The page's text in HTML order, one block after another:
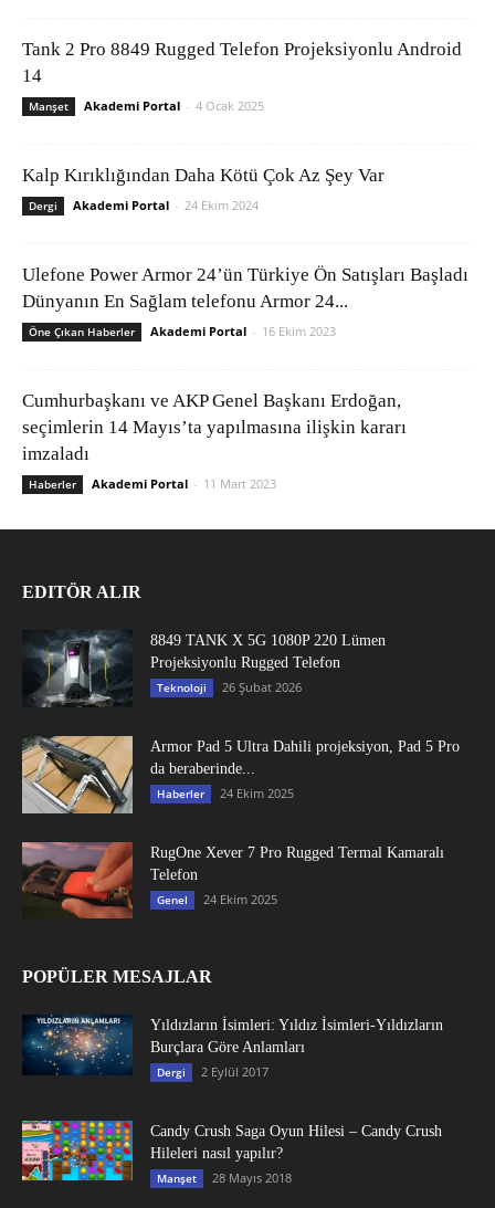
Tank 2 Pro 8849 Rugged Telefon Projeksiyonlu Android
14
Manşet Akademi Portal - 4 Ocak 2025
Kalp Kırıklığından Daha Kötü Çok Az Şey Var
Dergi Akademi Portal - 24 Ekim 2024
Ulefone Power Armor 24’ün Türkiye Ön Satışları Başladı
Dünyanın En Sağlam telefonu Armor 24...
Öne Çıkan Haberler Akademi Portal - 16 Ekim 2023
Cumhurbaşkanı ve AKP Genel Başkanı Erdoğan,
seçimlerin 14 Mayıs’ta yapılmasına ilişkin kararı
imzaladı
Haberler Akademi Portal - 11 Mart 2023
EDITÖR ALIR
8849 TANK X 5G 1080P 220 Lümen
Projeksiyonlu Rugged Telefon
Teknoloji 26 Şubat 2026
Armor Pad 5 Ultra Dahili projeksiyon, Pad 5 Pro
da beraberinde...
Haberler 24 Ekim 2025
RugOne Xever 7 Pro Rugged Termal Kamaralı
Telefon
Genel 24 Ekim 2025
POPÜLER MESAJLAR
Yıldızların İsimleri: Yıldız İsimleri-Yıldızların
Burçlara Göre Anlamları
Dergi 2 Eylül 2017
Candy Crush Saga Oyun Hilesi – Candy Crush
Hileleri nasıl yapılır?
Manşet 28 Mayıs 2018